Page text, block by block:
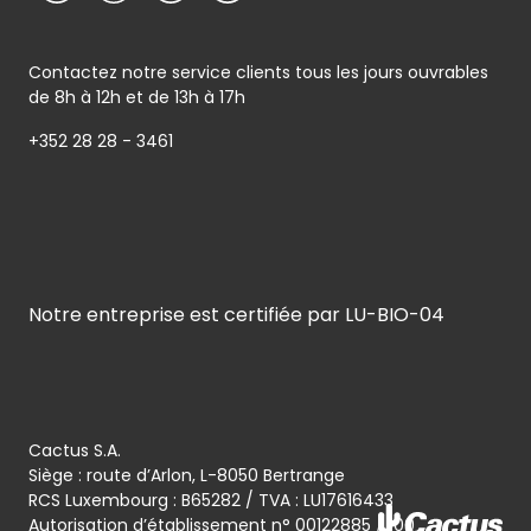
Contactez notre service clients tous les jours ouvrables
de 8h à 12h et de 13h à 17h
+352 28 28 - 3461
Cactus S.A.
Siège : route d’Arlon, L-8050 Bertrange
RCS Luxembourg : B65282 / TVA : LU17616433
Autorisation d’établissement n° 00122885 / 100
Notre entreprise est certifiée par LU-BIO-04